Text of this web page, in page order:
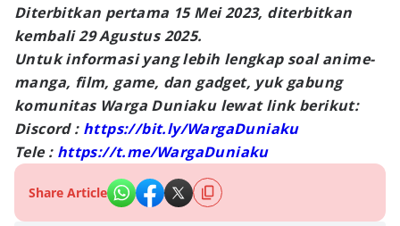
Diterbitkan pertama 15 Mei 2023, diterbitkan
kembali 29 Agustus 2025.
Untuk informasi yang lebih lengkap soal anime-
manga, film, game, dan gadget, yuk gabung
komunitas Warga Duniaku lewat link berikut:
Discord : https://bit.ly/WargaDuniaku
Tele : https://t.me/WargaDuniaku
Share Article